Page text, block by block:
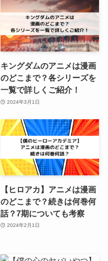
キングダムのアニメは漫画
のどこまで？各シリーズを
一覧で詳しくご紹介！
2024年3月1日
【ヒロアカ】アニメは漫画
のどこまで？続きは何巻何
話？7期についても考察
2024年2月1日